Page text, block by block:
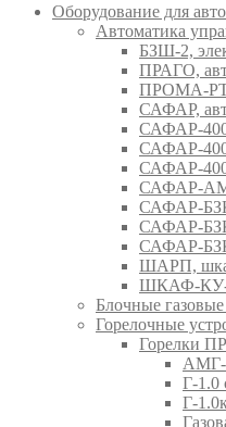
Оборудование для
Автоматика
БЗШ-2,
ПРАГО,
ПРОМА-
САФАР,
САФАР-
САФАР-
САФАР-
САФАР-
САФАР-
САФАР-
САФАР-
ШАРП,
ШКАФ-КУ-
Блочные
Горелочные
Горелки
АМГ-
Г-1.0
Г-